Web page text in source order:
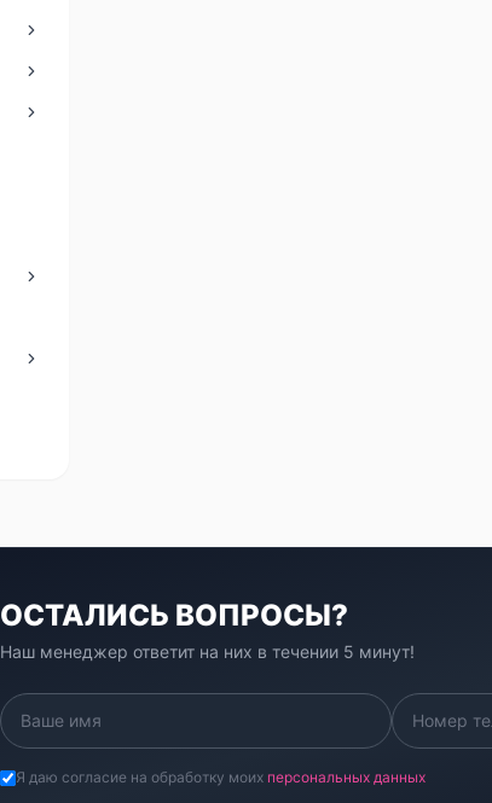
ОСТАЛИСЬ ВОПРОСЫ?
Наш менеджер ответит на них в течении 5 минут!
Я даю согласие на обработку моих персональных данных